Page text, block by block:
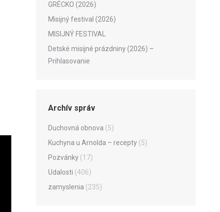
GRÉCKO (2026)
Misijný festival (2026)
MISIJNÝ FESTIVAL
Detské misijné prázdniny (2026) –
Prihlasovanie
Archív správ
Duchovná obnova (5)
Kuchyna u Arnolda – recepty (5)
Pozvánky (17)
Udalosti (406)
zamyslenia (235)